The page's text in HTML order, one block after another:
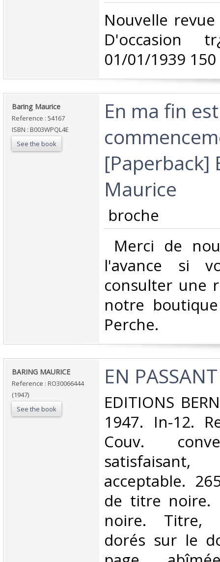
‎Nouvelle
D'occasion
01/01/1939 150
‎Baring Maurice ‎
Reference : 54167
ISBN : B003WPQL4E
See the book
‎En ma fin
[Paperback]
Maurice‎
‎ broche ‎
Merci de
l'avance si
consulter une
notre
Perche.‎
‎BARING MAURICE‎
Reference : RO30066444
(1947)
See the book
‎EN PASSANT‎
‎EDITIONS
1947. In-12.
Couv.
acceptable.
de titre noire.
noire. Titre,
dorés sur le